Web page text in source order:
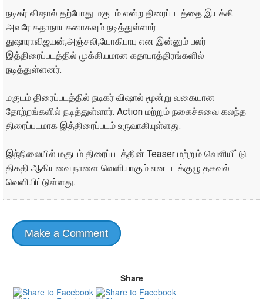
நடிகர் விஷால் தற்போது மகுடம் என்ற திரைப்படத்தை இயக்கி
அவரே கதாநாயகனாகவும் நடித்துள்ளார்.
துஷாராவிஜயன்,அஞ்சலி,யோகிபாபு என இன்னும் பலர்
இத்திரைப்படத்தில் முக்கியமான கதாபாத்திரங்களில்
நடித்துள்ளனர்.
மகுடம் திரைப்படத்தில் நடிகர் விஷால் மூன்று வகையான
தோற்றங்களில் நடித்துள்ளார். Action மற்றும் நகைச்சுவை கலந்த
திரைப்படமாக இத்திரைப்படம் உருவாகியுள்ளது.
இந்நிலையில் மகுடம் திரைப்படத்தின் Teaser மற்றும் வெளியீட்டு
திகதி ஆகியவை நாளை வெளியாகும் என படக்குழு தகவல்
வெளியிட்டுள்ளது.
Make a Comment
Share